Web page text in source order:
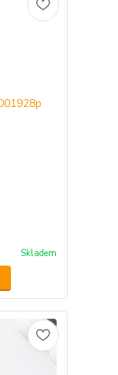
Skladem